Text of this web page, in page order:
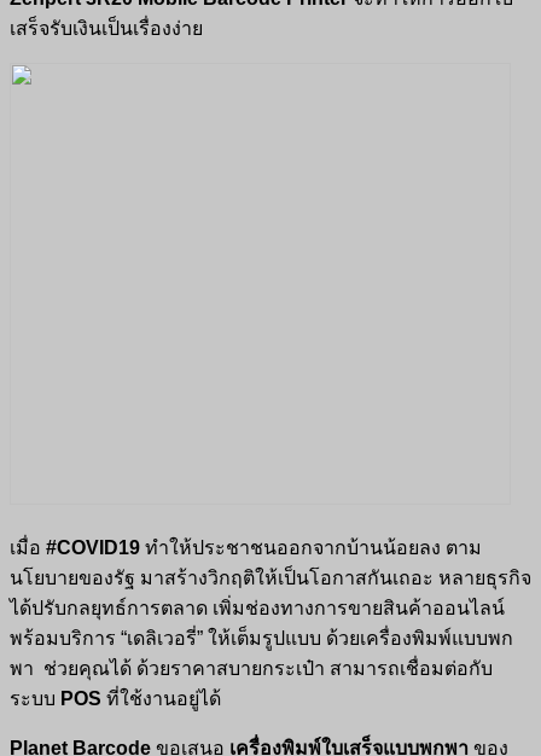
เสร็จรับเงินเป็นเรื่องง่าย
เมื่อ #COVID19 ทำให้ประชาชนออกจากบ้านน้อยลง ตาม
นโยบายของรัฐ มาสร้างวิกฤติให้เป็นโอกาสกันเถอะ หลายธุรกิจ
ได้ปรับกลยุทธ์การตลาด เพิ่มช่องทางการขายสินค้าออนไลน์
พร้อมบริการ “เดลิเวอรี่” ให้เต็มรูปแบบ ด้วยเครื่องพิมพ์แบบพก
พา ช่วยคุณได้ ด้วยราคาสบายกระเป๋า สามารถเชื่อมต่อกับ
ระบบ POS ที่ใช้งานอยู่ได้
Planet Barcode ขอเสนอ เครื่องพิมพ์ใบเสร็จแบบพกพา ของ